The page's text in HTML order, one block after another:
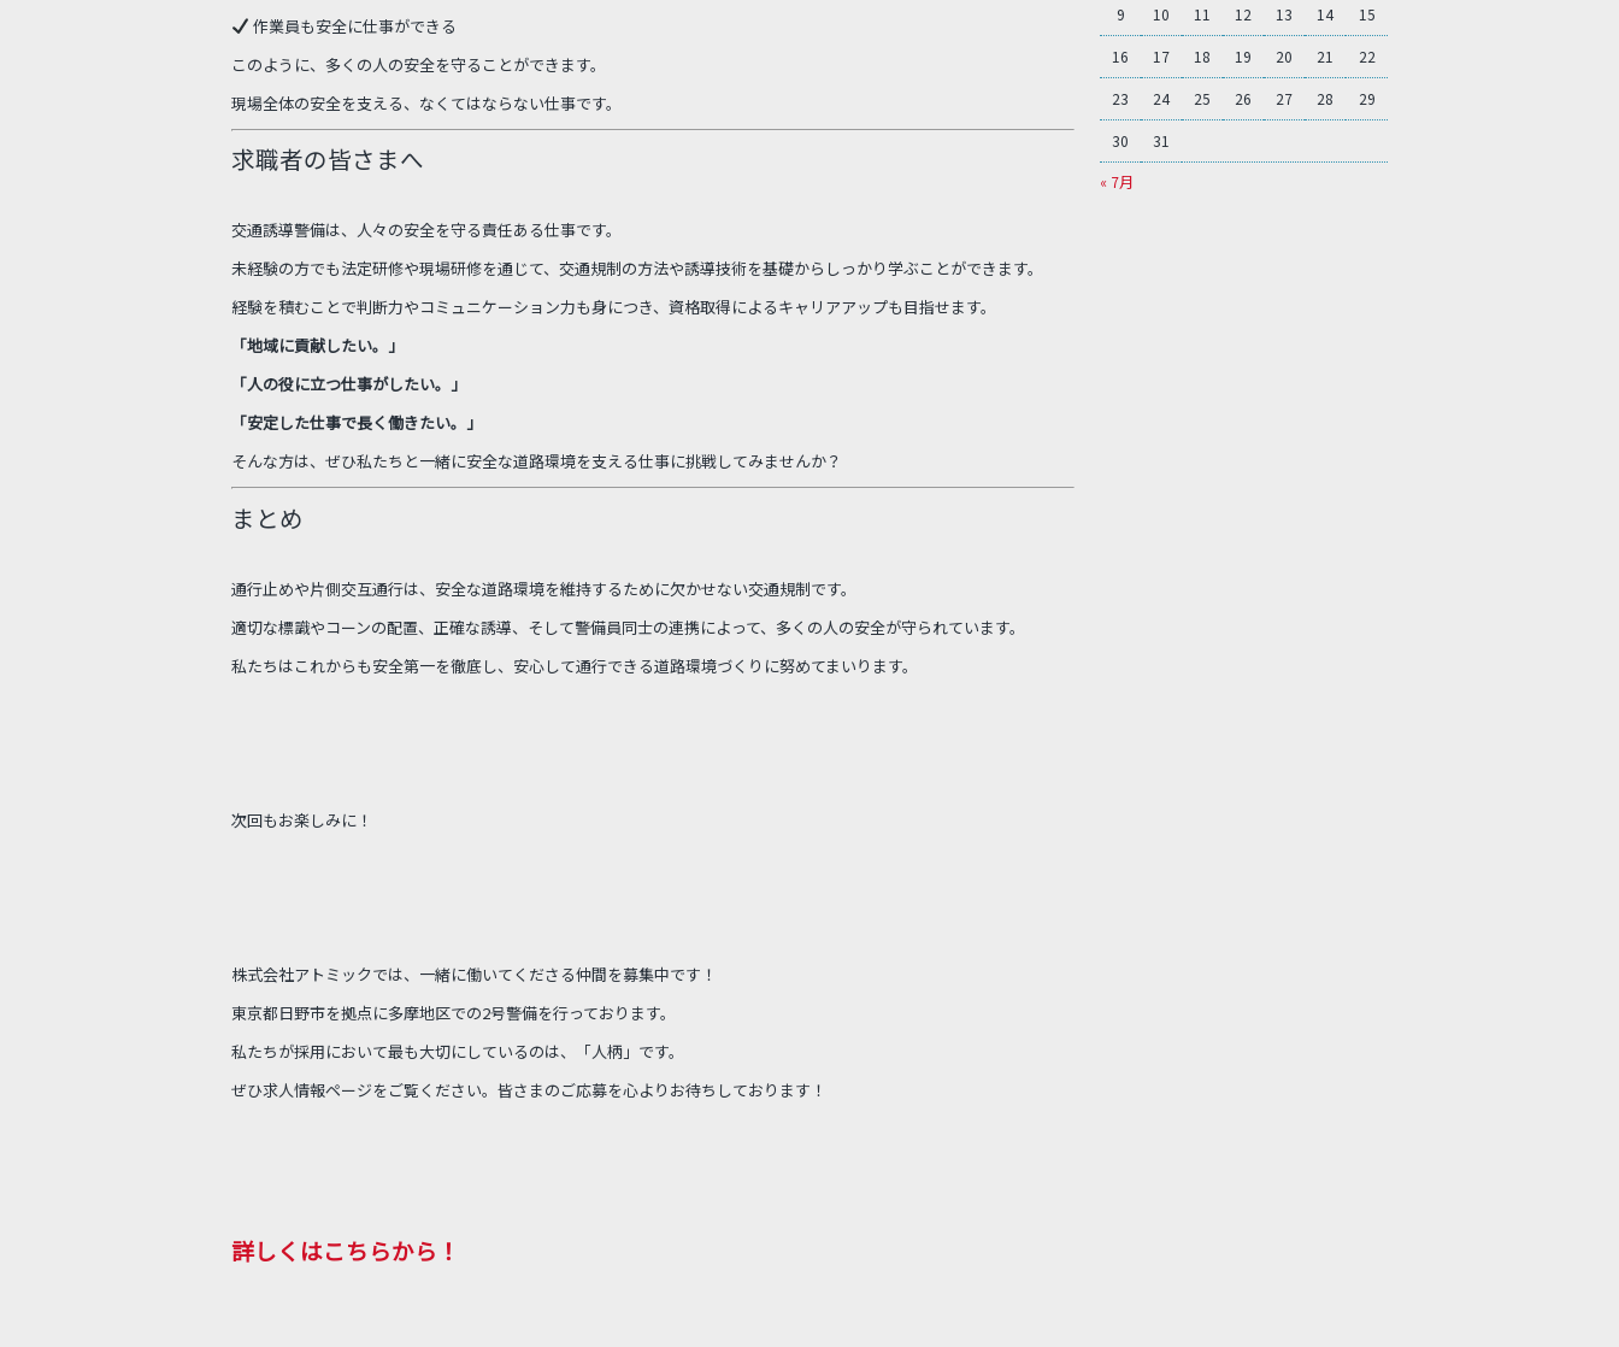
作業員も安全に仕事ができる
このように、多くの人の安全を守ることができます。
現場全体の安全を支える、なくてはならない仕事です。
求職者の皆さまへ
交通誘導警備は、人々の安全を守る責任ある仕事です。
未経験の方でも法定研修や現場研修を通じて、交通規制の方法や誘導技術を基礎からしっかり学ぶことができます。
経験を積むことで判断力やコミュニケーション力も身につき、資格取得によるキャリアアップも目指せます。
「地域に貢献したい。」
「人の役に立つ仕事がしたい。」
「安定した仕事で長く働きたい。」
そんな方は、ぜひ私たちと一緒に安全な道路環境を支える仕事に挑戦してみませんか？
まとめ
通行止めや片側交互通行は、安全な道路環境を維持するために欠かせない交通規制です。
適切な標識やコーンの配置、正確な誘導、そして警備員同士の連携によって、多くの人の安全が守られています。
私たちはこれからも安全第一を徹底し、安心して通行できる道路環境づくりに努めてまいります。
次回もお楽しみに！
株式会社アトミックでは、一緒に働いてくださる仲間を募集中です！
東京都日野市を拠点に多摩地区での2号警備を行っております。
私たちが採用において最も大切にしているのは、「人柄」です。
ぜひ求人情報ページをご覧ください。皆さまのご応募を心よりお待ちしております！
詳しくはこちらから！
« 7月
9 10 11 12 13 14 15
16 17 18 19 20 21 22
23 24 25 26 27 28 29
30 31